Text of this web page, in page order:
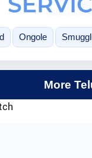
Ongole
More